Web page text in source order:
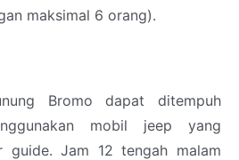
maksimal 6 orang).
Bromo dapat ditempuh
mobil jeep yang
guide. Jam 12 tengah malam